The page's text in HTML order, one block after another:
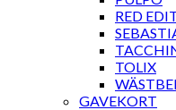
RED
TOLIX
GAVEKORT